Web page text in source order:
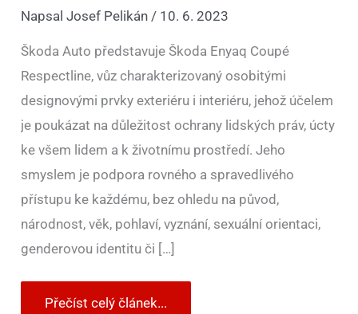
NapsalJosef Pelikán / 10. 6. 2023
Škoda Auto představuje Škoda Enyaq Coupé
Respectline, vůz charakterizovaný osobitými
designovými prvky exteriéru i interiéru, jehož účelem
je poukázat na důležitost ochrany lidských práv, úcty
ke všem lidem a k životnímu prostředí. Jeho
smyslem je podpora rovného a spravedlivého
přístupu ke každému, bez ohledu na původ,
národnost, věk, pohlaví, vyznání, sexuální orientaci,
genderovou identitu či […]
Přečíst celý článek...